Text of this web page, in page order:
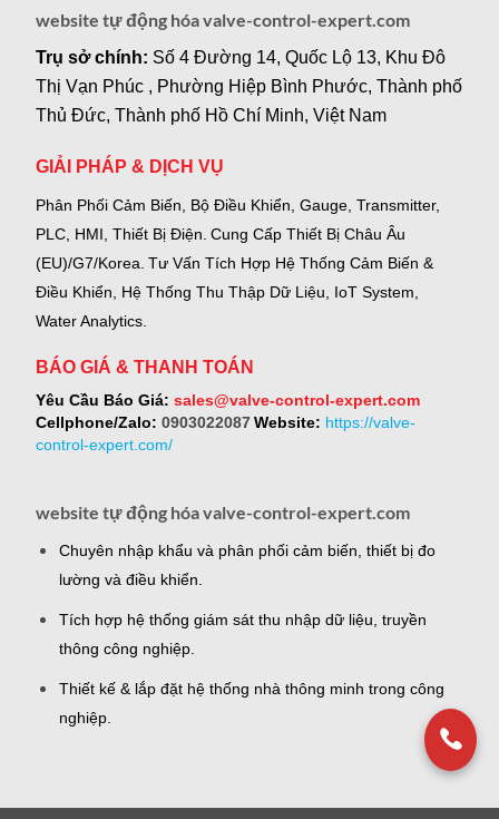
website tự động hóa valve-control-expert.com
Trụ sở chính: Số 4 Đường 14, Quốc Lộ 13, Khu Đô
Thị Vạn Phúc , Phường Hiệp Bình Phước, Thành phố
Thủ Đức, Thành phố Hồ Chí Minh, Việt Nam
GIẢI PHÁP & DỊCH VỤ
Phân Phối Cảm Biến, Bộ Điều Khiển, Gauge, Transmitter,
PLC, HMI, Thiết Bị Điện. Cung Cấp Thiết Bị Châu Âu
(EU)/G7/Korea. Tư Vấn Tích Hợp Hệ Thống Cảm Biến &
Điều Khiển, Hệ Thống Thu Thập Dữ Liệu, IoT System,
Water Analytics.
BÁO GIÁ & THANH TOÁN
Yêu Cầu Báo Giá: sales@valve-control-expert.com
Cellphone/Zalo: 0903022087 Website: https://valve-
control-expert.com/
website tự động hóa valve-control-expert.com
Chuyên nhập khẩu và phân phối cảm biến, thiết bị đo
lường và điều khiển.
Tích hợp hệ thống giám sát thu nhập dữ liệu, truyền
thông công nghiệp.
Thiết kế & lắp đặt hệ thống nhà thông minh trong công
nghiệp.